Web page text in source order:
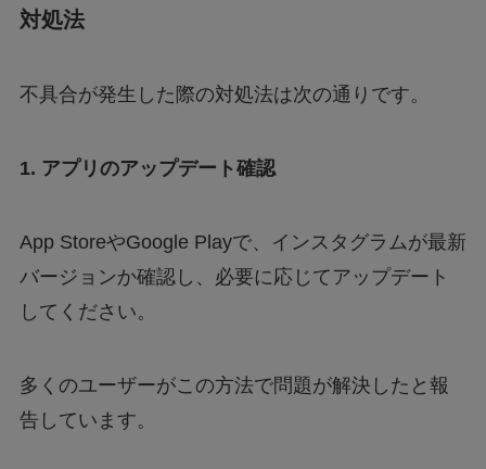
対処法
不具合が発生した際の対処法は次の通りです。
1. アプリのアップデート確認
App StoreやGoogle Playで、インスタグラムが最新
バージョンか確認し、必要に応じてアップデート
してください。
多くのユーザーがこの方法で問題が解決したと報
告しています。